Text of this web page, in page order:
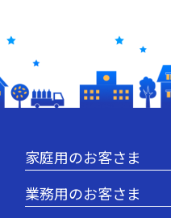
家庭用のお客さま
業務用のお客さま